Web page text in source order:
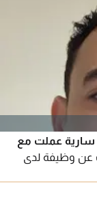
سارية عملت مع
عن وظيفة لدى